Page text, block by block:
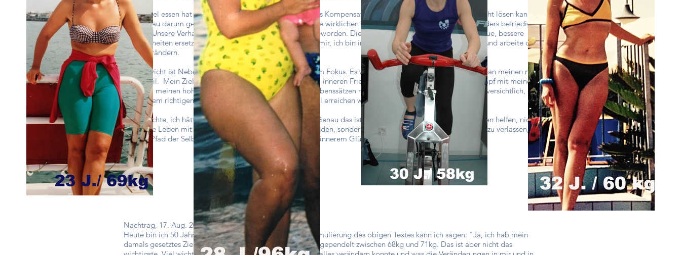
Das zu viel essen hat immer einen guten Grund. Es dient als Kompensation, für das, was man anders noch nicht lösen kann.
Und genau darum geht es doch: herauszufinden, was unsere wirklichen Bedürfnisse sind und wie wir diese anders befriedigen
können. Unsere Verhaltensmuster sind zu Gewohnheiten geworden. Diese müssen wir verlernen und durch neue, bessere
Gewohnheiten ersetzen. Heute bin ich viel zufriedener mit mir, ich bin im Prozess, diese Muster aufzudecken und arbeite daran,
sie zu verändern.
Das Gewicht ist Nebensache geworden, es ist nicht mehr im Fokus. Es wird sich anpassen an mein Verhalten, an meinen neuen
Lebensstil. Mein Ziel ist es, mit 50 Jahren endlich zu einem inneren Frieden mit mir zu kommen und den Kampf mit meinem
Gewicht, meinen hohen Ansprüchen und destruktiven Glaubenssätzen niedergelegt zu haben. Ich bin sehr zuversichtlich, dass
ich auf dem richtigen Weg bin und bis in 3 Jahren mein Ziel erreichen werde.
Ich wünschte, ich hätte diesen Weg früher eingeschlagen. Genau das ist meine Motivation: ich möchte anderen helfen, nicht
das halbe Leben mit diesem täglichen Kampf zu verschwenden, sondern so früh wie möglich den Kampfpfad zu verlassen, um
auf den Pfad der Selbstfürsorge zu gelangen, und somit zu innerem Glück und Ausgeglichenheit.
Nachtrag, 17. Aug. 2020
Heute bin ich 50 Jahre alt geworden. 4 Jahre nach der Formulierung des obigen Textes kann ich sagen: "Ja, ich hab mein
damals gesetztes Ziel erreicht!" Mein Gewicht hat sich eingependelt zwischen 68kg und 71kg. Das ist aber nicht das